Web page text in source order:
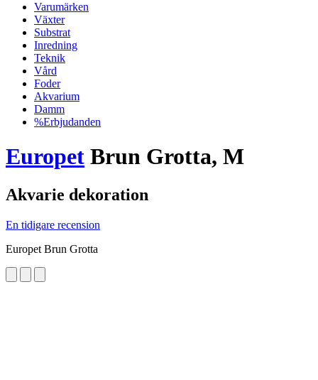
Varumärken
Växter
Substrat
Inredning
Teknik
Vård
Foder
Akvarium
Damm
%Erbjudanden
Europet Brun Grotta, M
Akvarie dekoration
En tidigare recension
Europet Brun Grotta